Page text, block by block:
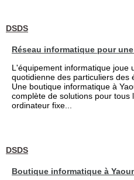
DSDS
Réseau informatique pour
L'équipement informatique joue
quotidienne des particuliers des
Une boutique informatique à
complète de solutions pour tous
ordinateur fixe...
DSDS
Boutique informatique à